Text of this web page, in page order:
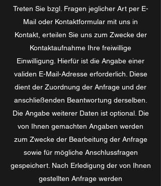
Treten Sie bzgl. Fragen jeglicher Art per E-
Mail oder Kontaktformular mit uns in
Kontakt, erteilen Sie uns zum Zwecke der
Kontaktaufnahme Ihre freiwillige
Einwilligung. Hierfür ist die Angabe einer
validen E-Mail-Adresse erforderlich. Diese
dient der Zuordnung der Anfrage und der
anschließenden Beantwortung derselben.
Die Angabe weiterer Daten ist optional. Die
von Ihnen gemachten Angaben werden
zum Zwecke der Bearbeitung der Anfrage
sowie für mögliche Anschlussfragen
gespeichert. Nach Erledigung der von Ihnen
gestellten Anfrage werden